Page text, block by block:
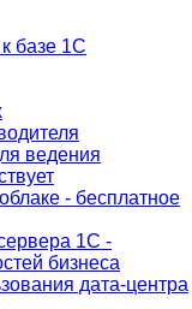
базе 1С
ведения
- бесплатное
1С -
бизнеса
дата-центра